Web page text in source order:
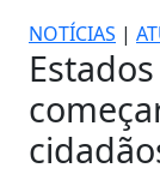
NOTÍCIAS |